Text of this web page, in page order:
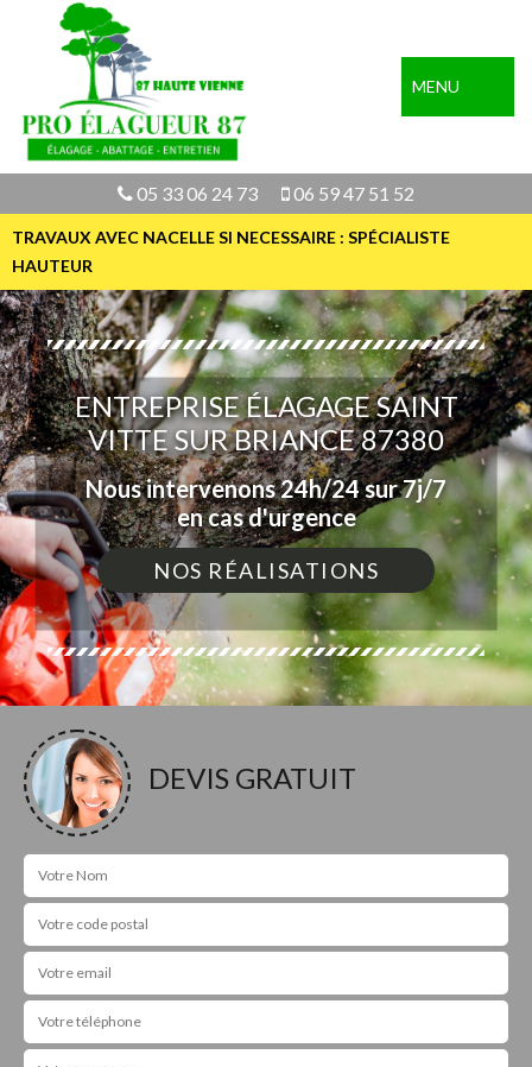
MENU
05 33 06 24 73 06 59 47 51 52
TRAVAUX AVEC NACELLE SI NECESSAIRE : SPÉCIALISTE
HAUTEUR
ENTREPRISE ÉLAGAGE SAINT
VITTE SUR BRIANCE 87380
Nous intervenons 24h/24 sur 7j/7
en cas d'urgence
NOS RÉALISATIONS
DEVIS GRATUIT